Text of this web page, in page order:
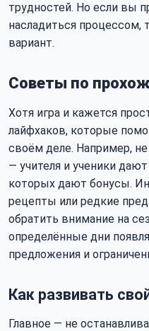
трудностей. Но если вы
насладиться
вариант.
Советы по
Хотя игра и кажется
лайфхаков, которые
своём деле. Например,
— учителя и ученики
которых дают бонусы.
рецепты или редкие
обратить внимание на
определённые дни
предложения и
Как развивать
Главное — не